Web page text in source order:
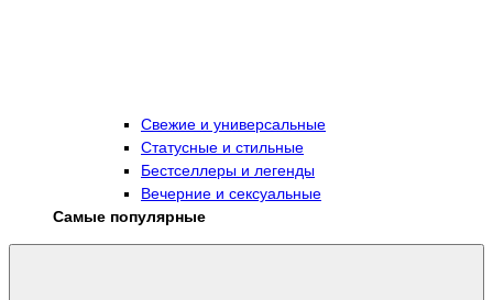
Свежие и универсальные
Статусные и стильные
Бестселлеры и легенды
Вечерние и сексуальные
Самые популярные